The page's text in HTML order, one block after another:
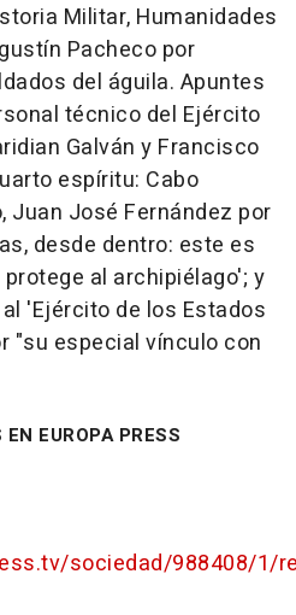
Militar, Humanidades
Pacheco por
del águila. Apuntes
técnico del Ejército
Galván y Francisco
espíritu: Cabo
Juan José Fernández por
desde dentro: este es
al archipiélago'; y
'Ejército de los Estados
"su especial vínculo con
EUROPA PRESS
sociedad/988408/1/